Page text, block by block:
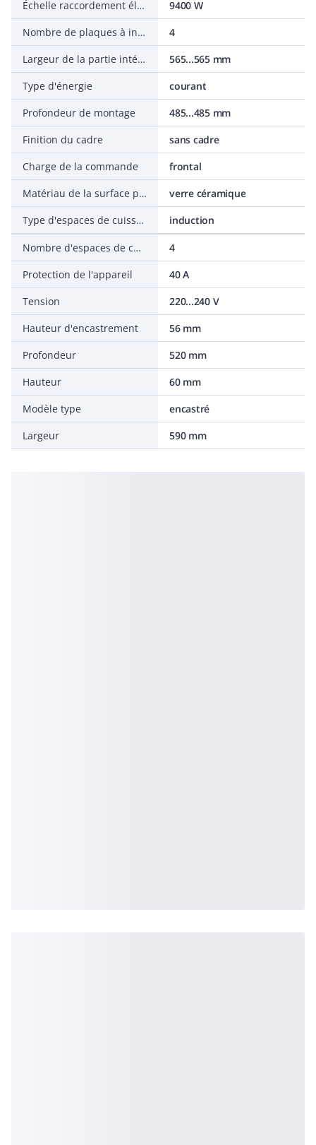
Échelle raccordement électrique
9400 W
Nombre de plaques à induction
4
Largeur de la partie intégrée
565...565 mm
Type d'énergie
courant
Profondeur de montage
485...485 mm
Finition du cadre
sans cadre
Charge de la commande
frontal
Matériau de la surface principale
verre céramique
Type d'espaces de cuisson
induction
Nombre d'espaces de cuisson (utilisables simultanément)
4
Protection de l'appareil
40 A
Tension
220...240 V
Hauteur d'encastrement
56 mm
Profondeur
520 mm
Hauteur
60 mm
Modèle type
encastré
Largeur
590 mm